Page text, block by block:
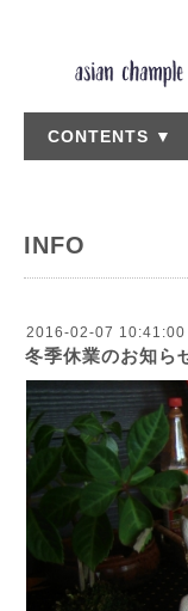
CONTENTS ▼
INFO
2016-02-07 10:41:00
冬季休業のお知ら